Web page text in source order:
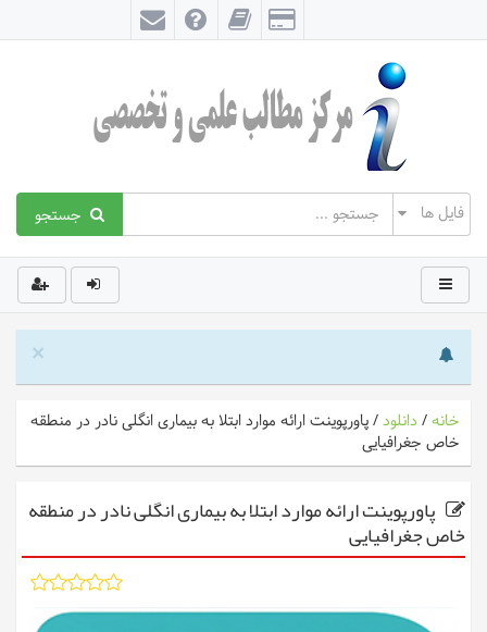
جستجو
×
خانه/ دانلود/پاورپوینت ارائه موارد ابتلا به بیماری انگلی نادر در منطقه
خاص جغرافیایی
پاورپوینت ارائه موارد ابتلا به بیماری انگلی نادر در منطقه
خاص جغرافیایی